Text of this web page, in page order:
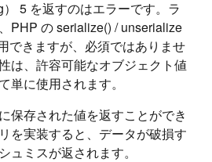
5 を返すのはエラーです。ラ
PHP の serialize() / unserialize
できますが、必須ではありませ
は、許容可能なオブジェクト値
単に使用されます。
保存された値を返すことができ
を実装すると、データが破損す
ュミスが返されます。